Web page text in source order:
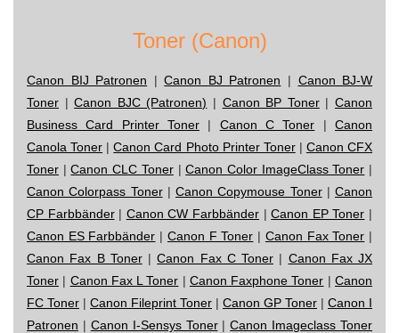
Toner (Canon)
Canon BIJ Patronen |Canon BJ Patronen | Canon BJ-W
Toner |Canon BJC (Patronen) | Canon BP Toner|Canon
Business Card Printer Toner | Canon C Toner |Canon
Canola Toner |Canon Card Photo Printer Toner| Canon CFX
Toner |Canon CLC Toner|Canon Color ImageClass Toner |
Canon Colorpass Toner| Canon Copymouse Toner| Canon
CP Farbbänder| Canon CW Farbbänder |Canon EP Toner |
Canon ES Farbbänder | Canon F Toner | Canon Fax Toner |
Canon Fax B Toner|Canon Fax C Toner | Canon Fax JX
Toner | Canon Fax L Toner | Canon Faxphone Toner |Canon
FC Toner | Canon Fileprint Toner | Canon GP Toner | Canon I
Patronen | Canon I-Sensys Toner|Canon Imageclass Toner